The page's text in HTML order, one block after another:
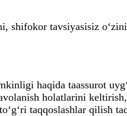
shifokor tavsiyasisiz
haqida taassurot
holatlarini
taqqoslashlar qilish